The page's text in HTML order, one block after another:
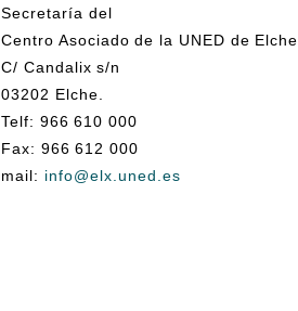
Secretaría del
Centro Asociado de la UNED de Elche
C/ Candalix s/n
03202 Elche.
Telf: 966 610 000
Fax: 966 612 000
mail: info@elx.uned.es